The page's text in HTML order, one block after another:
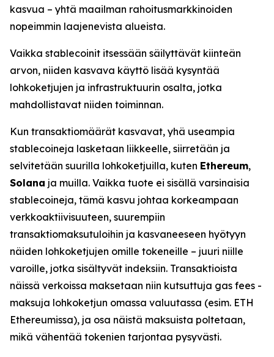
kasvua – yhtä maailman rahoitusmarkkinoiden
nopeimmin laajenevista alueista.
Vaikka stablecoinit itsessään säilyttävät kiinteän
arvon, niiden kasvava käyttö lisää kysyntää
lohkoketjujen ja infrastruktuurin osalta, jotka
mahdollistavat niiden toiminnan.
Kun transaktiomäärät kasvavat, yhä useampia
stablecoineja lasketaan liikkeelle, siirretään ja
selvitetään suurilla lohkoketjuilla, kuten Ethereum,
Solana ja muilla. Vaikka tuote ei sisällä varsinaisia
stablecoineja, tämä kasvu johtaa korkeampaan
verkkoaktiivisuuteen, suurempiin
transaktiomaksutuloihin ja kasvaneeseen hyötyyn
näiden lohkoketjujen omille tokeneille – juuri niille
varoille, jotka sisältyvät indeksiin. Transaktioista
näissä verkoissa maksetaan niin kutsuttuja gas fees -
maksuja lohkoketjun omassa valuutassa (esim. ETH
Ethereumissa), ja osa näistä maksuista poltetaan,
mikä vähentää tokenien tarjontaa pysyvästi.